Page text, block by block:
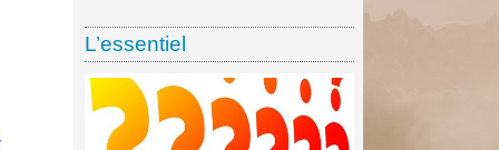
L’essentiel